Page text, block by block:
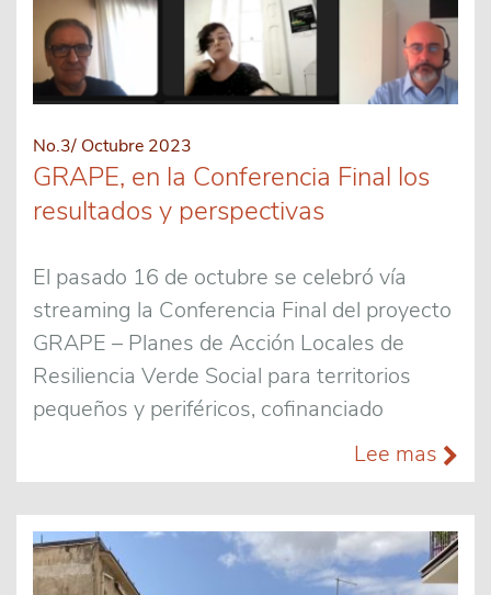
No.3/ Octubre 2023
GRAPE, en la Conferencia Final los
resultados y perspectivas
El pasado 16 de octubre se celebró vía
streaming la Conferencia Final del proyecto
GRAPE – Planes de Acción Locales de
Resiliencia Verde Social para territorios
pequeños y periféricos, cofinanciado
Lee mas